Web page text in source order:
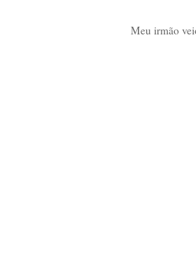
Meu irmão